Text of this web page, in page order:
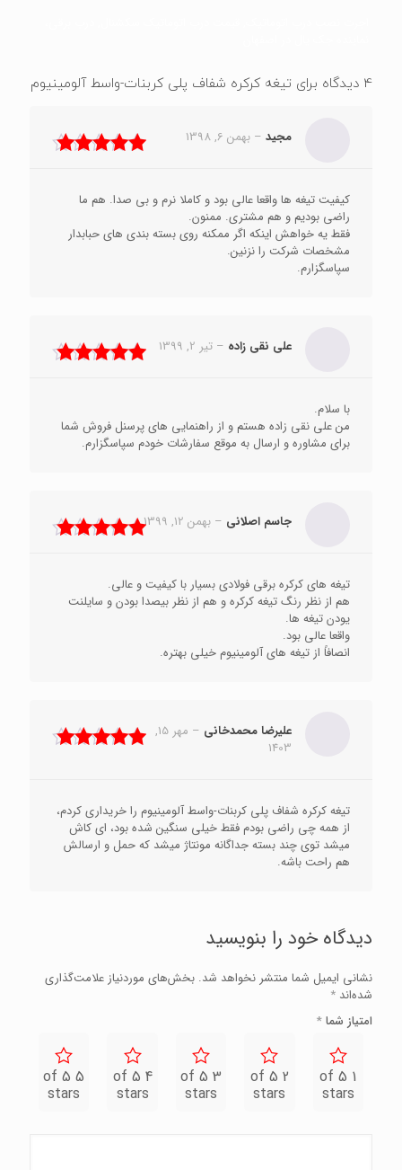
4 دیدگاه برای تیغه کرکره شفاف پلی کربنات-واسط آلومینیوم
مجید – بهمن 6, 1398
کیفیت تیغه ها واقعا عالی بود و کاملا نرم و بی صدا. هم ما
راضی بودیم و هم مشتری. ممنون.
فقط یه خواهش اینکه اگر ممکنه روی بسته بندی های حبابدار
مشخصات شرکت را نزنین.
سپاسگزارم.
علی نقی زاده – تیر 2, 1399
با سلام.
من علی نقی زاده هستم و از راهنمایی های پرسنل فروش شما
برای مشاوره و ارسال به موقع سفارشات خودم سپاسگزارم.
جاسم اصلانی – بهمن 12, 1399
تیغه های کرکره برقی فولادی بسیار با کیفیت و عالی.
هم از نظر رنگ تیغه کرکره و هم از نظر بیصدا بودن و سایلنت
یودن تیغه ها.
واقعا عالی بود.
انصافاً از تیغه های آلومینیوم خیلی بهتره.
علیرضا محمدخانی –
مهر 15,
1403
تیغه کرکره شفاف پلی کربنات-واسط آلومینیوم را خریداری کردم،
از همه چی راضی بودم فقط خیلی سنگین شده بود، ای کاش
میشد توی چند بسته جداگانه مونتاژ میشد که حمل و ارسالش
هم راحت باشه.
دیدگاه خود را بنویسید
نشانی ایمیل شما منتشر نخواهد شد. بخش‌های موردنیاز علامت‌گذاری
شده‌اند *
امتیاز شما*
1 of 5
stars
2 of 5
stars
3 of 5
stars
4 of 5
stars
5 of 5
stars